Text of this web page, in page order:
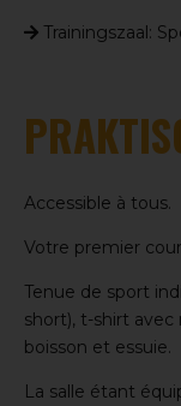
Trainingszaal:
Accessible à tous.
Votre premier
Tenue de sport
short), t-shirt
boisson et essuie.
La salle étant